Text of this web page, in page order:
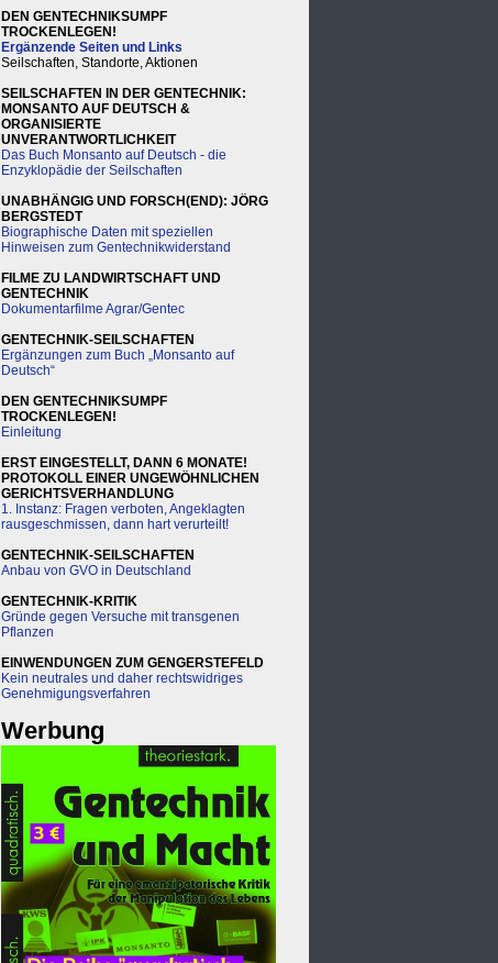
DEN GENTECHNIKSUMPF
TROCKENLEGEN!
Ergänzende Seiten und Links
Seilschaften, Standorte, Aktionen
SEILSCHAFTEN IN DER GENTECHNIK:
MONSANTO AUF DEUTSCH &
ORGANISIERTE
UNVERANTWORTLICHKEIT
Das Buch Monsanto auf Deutsch - die
Enzyklopädie der Seilschaften
UNABHÄNGIG UND FORSCH(END): JÖRG
BERGSTEDT
Biographische Daten mit speziellen
Hinweisen zum Gentechnikwiderstand
FILME ZU LANDWIRTSCHAFT UND
GENTECHNIK
Dokumentarfilme Agrar/Gentec
GENTECHNIK-SEILSCHAFTEN
Ergänzungen zum Buch „Monsanto auf
Deutsch“
DEN GENTECHNIKSUMPF
TROCKENLEGEN!
Einleitung
ERST EINGESTELLT, DANN 6 MONATE!
PROTOKOLL EINER UNGEWÖHNLICHEN
GERICHTSVERHANDLUNG
1. Instanz: Fragen verboten, Angeklagten
rausgeschmissen, dann hart verurteilt!
GENTECHNIK-SEILSCHAFTEN
Anbau von GVO in Deutschland
GENTECHNIK-KRITIK
Gründe gegen Versuche mit transgenen
Pflanzen
EINWENDUNGEN ZUM GENGERSTEFELD
Kein neutrales und daher rechtswidriges
Genehmigungsverfahren
Werbung